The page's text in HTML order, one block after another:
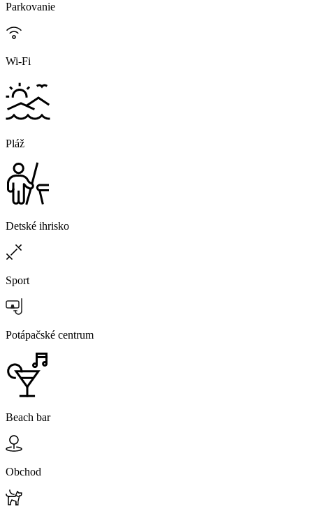
Parkovanie
Wi-Fi
Pláž
Detské ihrisko
Sport
Potápačské centrum
Beach bar
Obchod